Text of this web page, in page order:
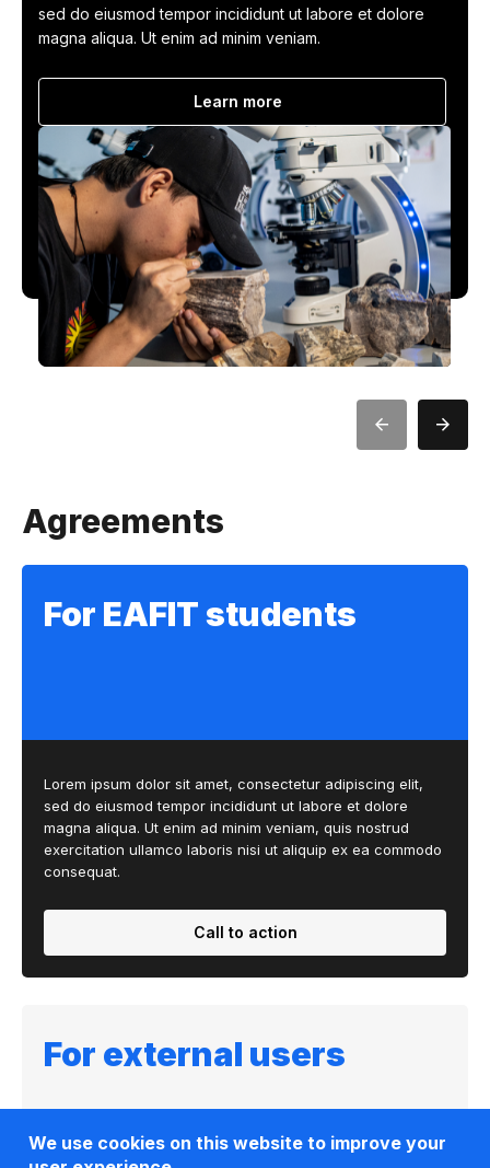
sed do eiusmod tempor incididunt ut labore et dolore
magna aliqua. Ut enim ad minim veniam.
Learn more
Agreements
For EAFIT students
Lorem ipsum dolor sit amet, consectetur adipiscing elit,
sed do eiusmod tempor incididunt ut labore et dolore
magna aliqua. Ut enim ad minim veniam, quis nostrud
exercitation ullamco laboris nisi ut aliquip ex ea commodo
consequat.
Call to action
For external users
We use cookies on this website to improve your